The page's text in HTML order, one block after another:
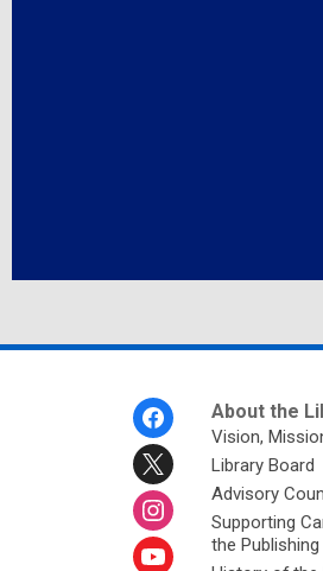
About the
Vision,
Library Board
Advisory
Supporting
the